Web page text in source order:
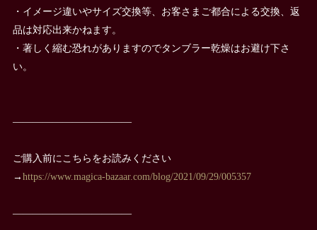
・イメージ違いやサイズ交換等、お客さまご都合による交換、返
品は対応出来かねます。
・著しく縮む恐れがありますのでタンブラー乾燥はお避け下さ
い。
————————————
ご購入前にこちらをお読みください
→https://www.magica-bazaar.com/blog/2021/09/29/005357
————————————